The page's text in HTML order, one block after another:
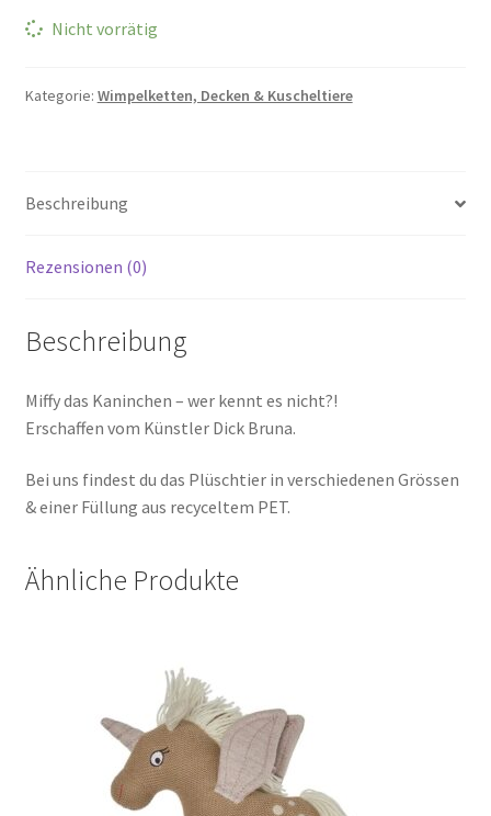
Nicht vorrätig
Kategorie: Wimpelketten, Decken & Kuscheltiere
Beschreibung
Rezensionen (0)
Beschreibung
Miffy das Kaninchen – wer kennt es nicht?!
Erschaffen vom Künstler Dick Bruna.
Bei uns findest du das Plüschtier in verschiedenen Grössen
& einer Füllung aus recyceltem PET.
Ähnliche Produkte